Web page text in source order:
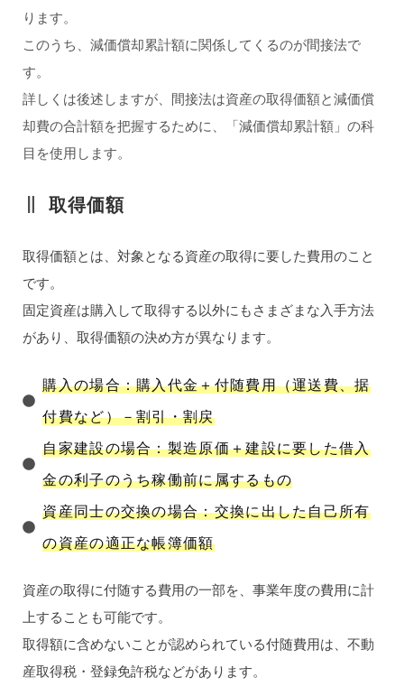
ります。
このうち、減価償却累計額に関係してくるのが間接法で
す。
詳しくは後述しますが、間接法は資産の取得価額と減価償
却費の合計額を把握するために、「減価償却累計額」の科
目を使用します。
取得価額
取得価額とは、対象となる資産の取得に要した費用のこと
です。
固定資産は購入して取得する以外にもさまざまな入手方法
があり、取得価額の決め方が異なります。
購入の場合：購入代金＋付随費用（運送費、据
付費など）－割引・割戻
自家建設の場合：製造原価＋建設に要した借入
金の利子のうち稼働前に属するもの
資産同士の交換の場合：交換に出した自己所有
の資産の適正な帳簿価額
資産の取得に付随する費用の一部を、事業年度の費用に計
上することも可能です。
取得額に含めないことが認められている付随費用は、不動
産取得税・登録免許税などがあります。